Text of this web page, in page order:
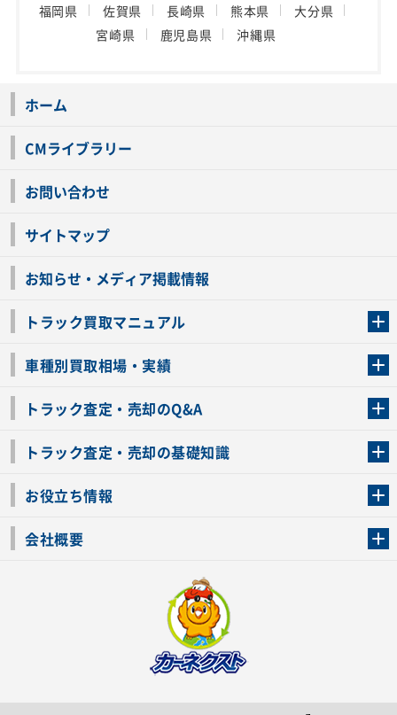
福岡県 佐賀県 長崎県 熊本県
大分県
宮崎県
鹿児島県 沖縄県
ホーム
CMライブラリー
お問い合わせ
サイトマップ
お知らせ・メディア掲載情報
トラック買取マニュアル
車種別買取相場・実績
トラック査定・売却のQ&A
トラック査定・売却の基礎知識
お役立ち情報
会社概要